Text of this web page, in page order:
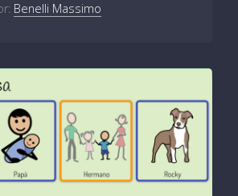
Benelli Massimo